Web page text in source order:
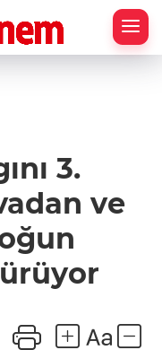
3.
ve